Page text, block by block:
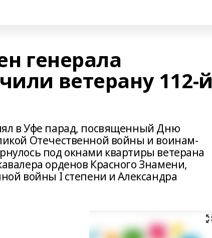
генерала
ветерану 112-й
в Уфе парад, посвященный Дню
Отечественной войны и воинам-
под окнами квартиры ветерана
орденов Красного Знамени,
войны I степени и Александра